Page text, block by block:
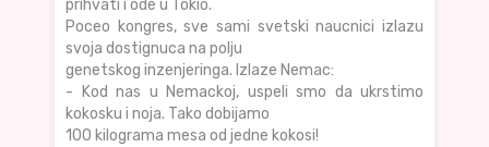
prihvati i ode u Tokio.
Poceo kongres, sve sami svetski naucnici izlazu
svoja dostignuca na polju
genetskog inzenjeringa. Izlaze Nemac:
- Kod nas u Nemackoj, uspeli smo da ukrstimo
kokosku i noja. Tako dobijamo
100 kilograma mesa od jedne kokosi!